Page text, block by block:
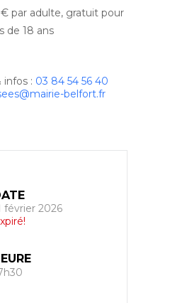
€ par adulte, gratuit pour
de 18 ans
infos : 03 84 54 56 40
belfort.fr
février 2026